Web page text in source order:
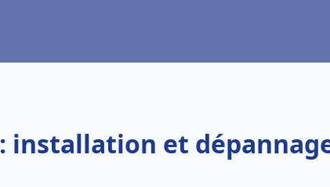
installation et